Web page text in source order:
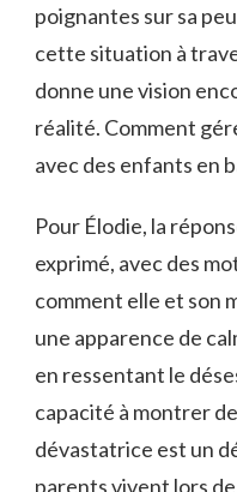
poignantes sur sa
cette situation à
donne une vision
réalité. Comment
avec des enfants en
Pour Élodie, la
exprimé, avec des
comment elle et son
une apparence de
en ressentant le
capacité à montrer
dévastatrice est un
parents vivent lors